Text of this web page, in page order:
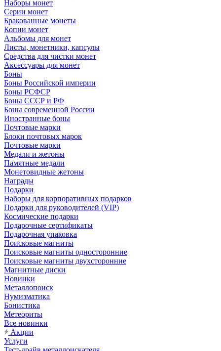
Наборы монет
Серии монет
Бракованные монеты
Копии монет
Альбомы для монет
Листы, монетники, капсулы
Средства для чистки монет
Аксессуары для монет
Боны
Боны Российской империи
Боны РСФСР
Боны СССР и РФ
Боны современной России
Иностранные боны
Почтовые марки
Блоки почтовых марок
Почтовые марки
Медали и жетоны
Памятные медали
Монетовидные жетоны
Награды
Подарки
Наборы для корпоративных подарков
Подарки для руководителей (VIP)
Космические подарки
Подарочные сертификаты
Подарочная упаковка
Поисковые магниты
Поисковые магниты односторонние
Поисковые магниты двухсторонние
Магнитные диски
Новинки
Металлопоиск
Нумизматика
Бонистика
Метеориты
Все новинки
Акции
Услуги